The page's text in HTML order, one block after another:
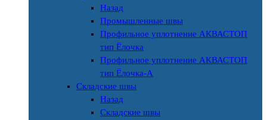
Назад
Промышленные швы
Профильное уплотнение АКВАСТОП
тип Ёлочка
Профильное уплотнение АКВАСТОП
тип Ёлочка-А
Складские швы
Назад
Складские швы